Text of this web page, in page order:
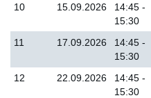
10 15.09.2026
14:45 -
15:30
11 17.09.2026
14:45 -
15:30
12 22.09.2026
14:45 -
15:30